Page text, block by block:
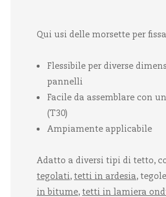
Qui usi delle morsette per
Flessibile per diverse
pannelli
Facile da assemblare con
(T30)
Ampiamente applicabile
Adatto a diversi tipi di tetto,
tegolati , tetti in ardesia ,
in bitume, tetti in lamiera